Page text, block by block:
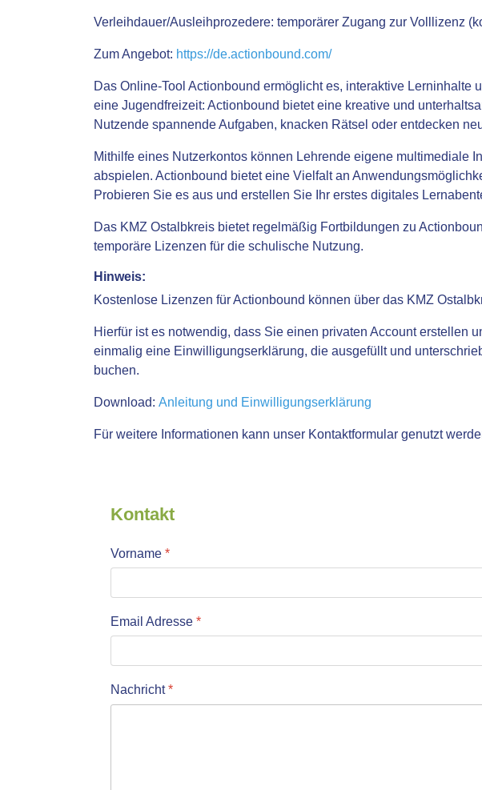
Verleihdauer/Ausleihprozedere: temporärer Zugang zur Volllizenz
Zum Angebot: https://de.actionbound.com/
Das Online-Tool Actionbound ermöglicht es, interaktive
eine Jugendfreizeit: Actionbound bietet eine kreative und
Nutzende spannende Aufgaben, knacken Rätsel oder entdecken
Mithilfe eines Nutzerkontos können Lehrende eigene multimediale
abspielen. Actionbound bietet eine Vielfalt an
Probieren Sie es aus und erstellen Sie Ihr erstes digitales
Das KMZ Ostalbkreis bietet regelmäßig Fortbildungen zu
temporäre Lizenzen für die schulische Nutzung.
Hinweis:
Kostenlose Lizenzen für Actionbound können über das KMZ
Hierfür ist es notwendig, dass Sie einen privaten Account erstellen
einmalig eine Einwilligungserklärung, die ausgefüllt und
buchen.
Download: Anleitung und Einwilligungserklärung
Für weitere Informationen kann unser Kontaktformular genutzt
Kontakt
Vorname *
Email Adresse *
Nachricht*